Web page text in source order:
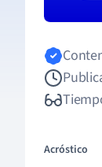
Acróstico